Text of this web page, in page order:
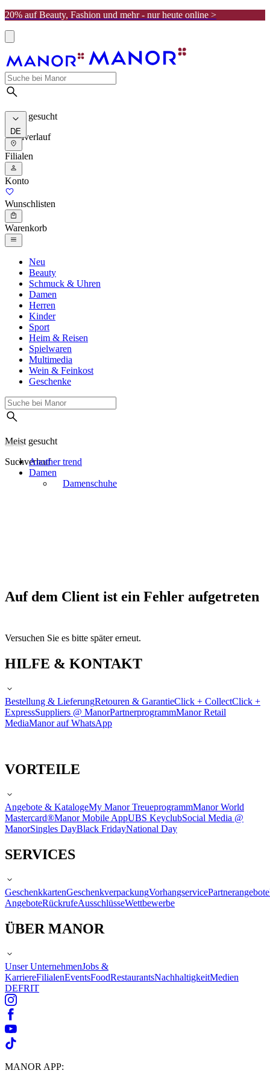
20% auf Beauty, Fashion und mehr - nur heute online >
Meist gesucht
Suchverlauf
DE
Filialen
Konto
Wunschlisten
Warenkorb
Neu
Beauty
Schmuck & Uhren
Damen
Herren
Kinder
Sport
Heim & Reisen
Spielwaren
Multimedia
Wein & Feinkost
Geschenke
Meist gesucht
SuchverlaufAnother trend
Damen
Damenschuhe
Auf dem Client ist ein Fehler aufgetreten
Versuchen Sie es bitte später erneut.
HILFE & KONTAKT
Bestellung & LieferungRetouren & GarantieClick + CollectClick +
ExpressSuppliers @ ManorPartnerprogrammManor Retail
MediaManor auf WhatsApp
VORTEILE
Angebote & KatalogeMy Manor TreueprogrammManor World
Mastercard®Manor Mobile AppUBS KeyclubSocial Media @
ManorSingles DayBlack FridayNational Day
SERVICES
GeschenkkartenGeschenkverpackungVorhangservicePartnerangebote
AngeboteRückrufeAusschlüsseWettbewerbe
ÜBER MANOR
Unser UnternehmenJobs &
KarriereFilialenEventsFoodRestaurantsNachhaltigkeitMedien
DEFRIT
MANOR APP: